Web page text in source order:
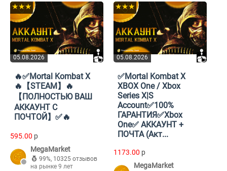
05.08.2026
★★★
🔥✅Mortal Kombat X
🔥【STEAM】🔥
【ПОЛНОСТЬЮ ВАШ
АККАУНТ С
ПОЧТОЙ】✅🔥
595.00 p
MegaMarket
99%, 10325 отзывов
на рынке 9 лет
05.08.2026
★★★
✅Mortal Kombat X
XBOX One / Xbox
Series X|S
Account✅100%
ГАРАНТИЯ✅Xbox
One✅ АККАУНТ +
ПОЧТА (Акт...
1173.00 p
MegaMarket